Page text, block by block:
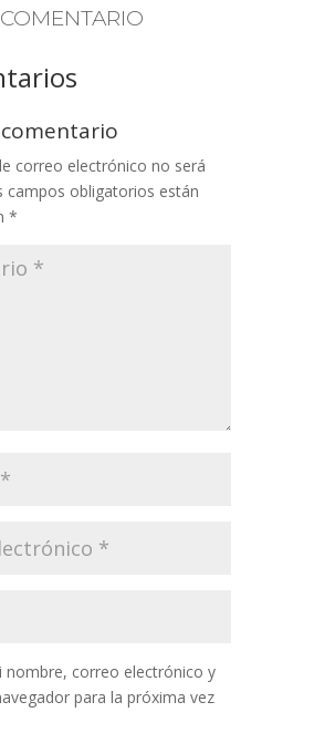
correo electrónico no será
campos obligatorios están
*
nombre, correo electrónico y
para la próxima vez